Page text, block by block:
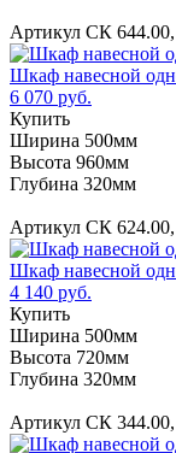
Артикул СК
Шкаф навесной
6 070 руб.
Купить
Ширина 500мм
Высота 960мм
Глубина 320мм
Артикул СК
Шкаф навесной
4 140 руб.
Купить
Ширина 500мм
Высота 720мм
Глубина 320мм
Артикул СК